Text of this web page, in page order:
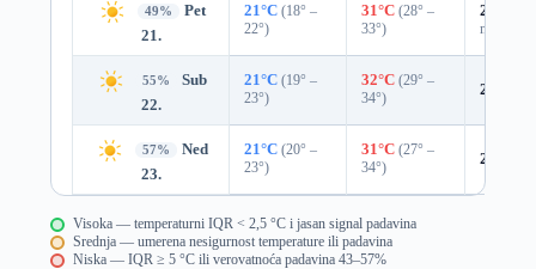
49%
Pet
21.
21°C (18° –
22°)
31°C (28° –
33°)
25%
mm)
55%
Sub
22.
21°C (19° –
23°)
32°C (29° –
34°)
24%
57%
Ned
23.
21°C (20° –
23°)
31°C (27° –
34°)
20%
Visoka — temperaturni IQR < 2,5 °C i jasan signal padavina
Srednja — umerena nesigurnost temperature ili padavina
Niska — IQR ≥ 5 °C ili verovatnoća padavina 43–57%